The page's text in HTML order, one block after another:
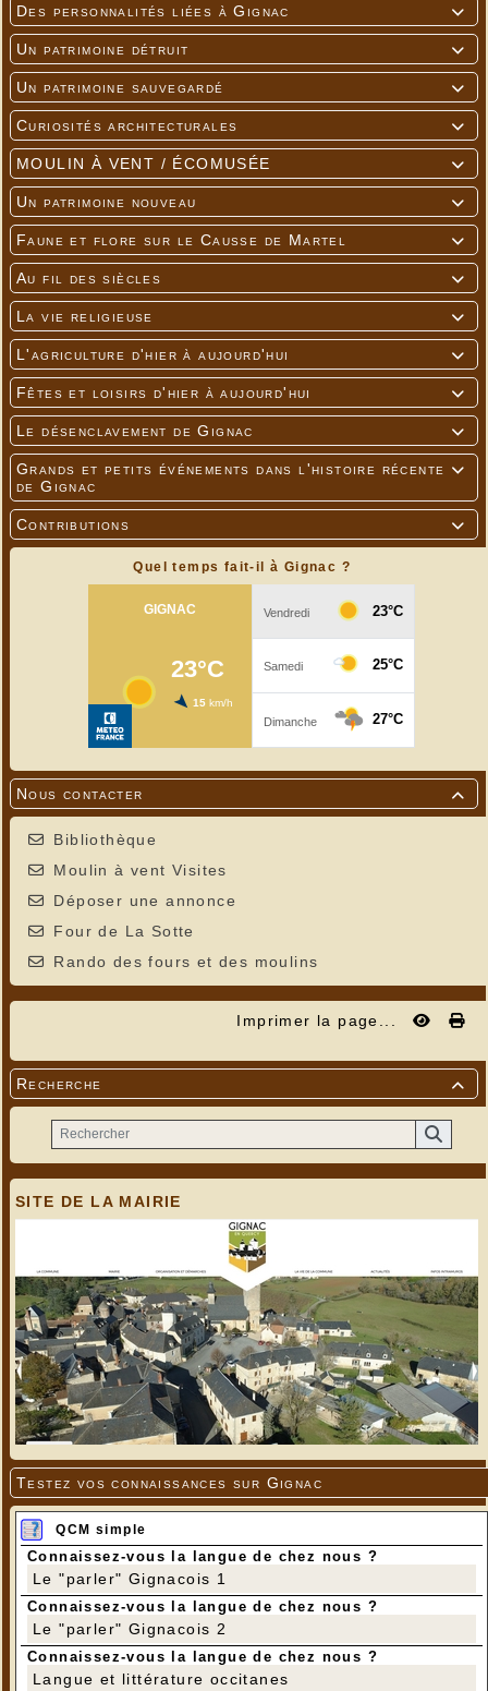

Des personnalités liées à Gignac

Un patrimoine détruit

Un patrimoine sauvegardé

Curiosités architecturales

MOULIN À VENT / ÉCOMUSÉE

Un patrimoine nouveau

Faune et flore sur le Causse de Martel

Au fil des siècles

La vie religieuse

L'agriculture d'hier à aujourd'hui

Fêtes et loisirs d'hier à aujourd'hui

Le désenclavement de Gignac

Grands et petits événements dans l'histoire récente
de Gignac

Contributions
Quel temps fait-il à Gignac ?

Nous contacter
Bibliothèque
Moulin à vent Visites
Déposer une annonce
Four de La Sotte
Rando des fours et des moulins
Imprimer la page...

Recherche
SITE DE LA MAIRIE
Testez vos connaissances sur Gignac
QCM simple
Connaissez-vous la langue de chez nous ?
Le "parler" Gignacois 1
Connaissez-vous la langue de chez nous ?
Le "parler" Gignacois 2
Connaissez-vous la langue de chez nous ?
Langue et littérature occitanes